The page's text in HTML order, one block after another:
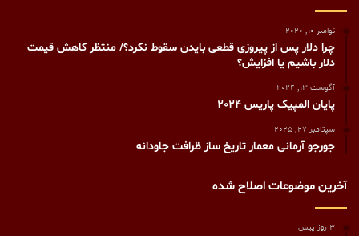
نوامبر 10, 2020
چرا دلار پس از پیروزی قطعی بایدن سقوط نکرد؟/ منتظر کاهش قیمت
دلار باشیم یا افزایش؟
آگوست 13, 2024
پایان المپیک پاریس 2024
سپتامبر 27, 2025
جورجو آرمانی معمار تاریخ ساز ظرافت جاودانه
آخرین موضوعات اصلاح شده
3 روز پیش